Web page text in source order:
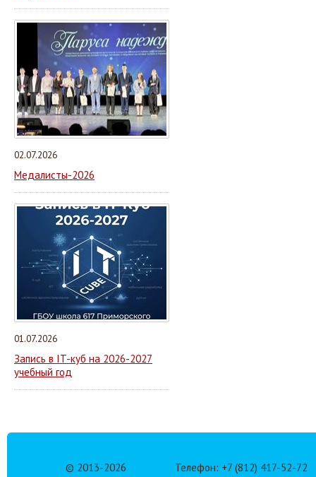
02.07.2026
Медалисты-2026
01.07.2026
Запись в IT-куб на 2026-2027
учебный год
© 2013-2026 Телефон: +7 (812) 417-52-72